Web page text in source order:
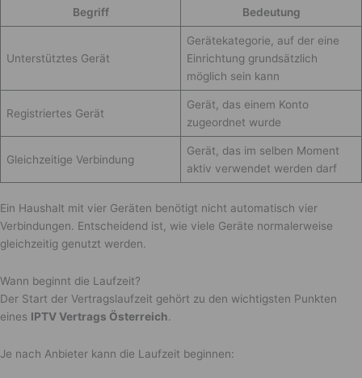
Begriff Bedeutung
Unterstütztes Gerät
Gerätekategorie, auf der eine
Einrichtung grundsätzlich
möglich sein kann
Registriertes Gerät
Gerät, das einem Konto
zugeordnet wurde
Gleichzeitige Verbindung
Gerät, das im selben Moment
aktiv verwendet werden darf
Ein Haushalt mit vier Geräten benötigt nicht automatisch vier
Verbindungen. Entscheidend ist, wie viele Geräte normalerweise
gleichzeitig genutzt werden.
Wann beginnt die Laufzeit?
Der Start der Vertragslaufzeit gehört zu den wichtigsten Punkten
eines IPTV Vertrags Österreich.
Je nach Anbieter kann die Laufzeit beginnen: